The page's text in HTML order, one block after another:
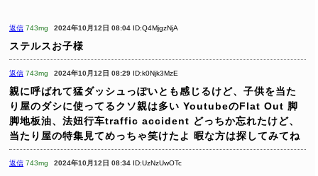
返信 743mg 2024年10月12日 08:04 ID:Q4MjgzNjA
ステルスお子様
返信 743mg 2024年10月12日 08:29 ID:k0Njk3MzE
親に呼ばれて猛ダッシュっぽいとも感じるけど、子供を当た
り屋のダシに使ってるクソ親は多い YoutubeのFlat Out 脚
脚地板油、法妞行车traffic accident どっちか忘れたけど、
当たり屋の特集見てめっちゃ笑けたよ 暇な方は探してみてね
返信 743mg 2024年10月12日 08:34 ID:UzNzUwOTc